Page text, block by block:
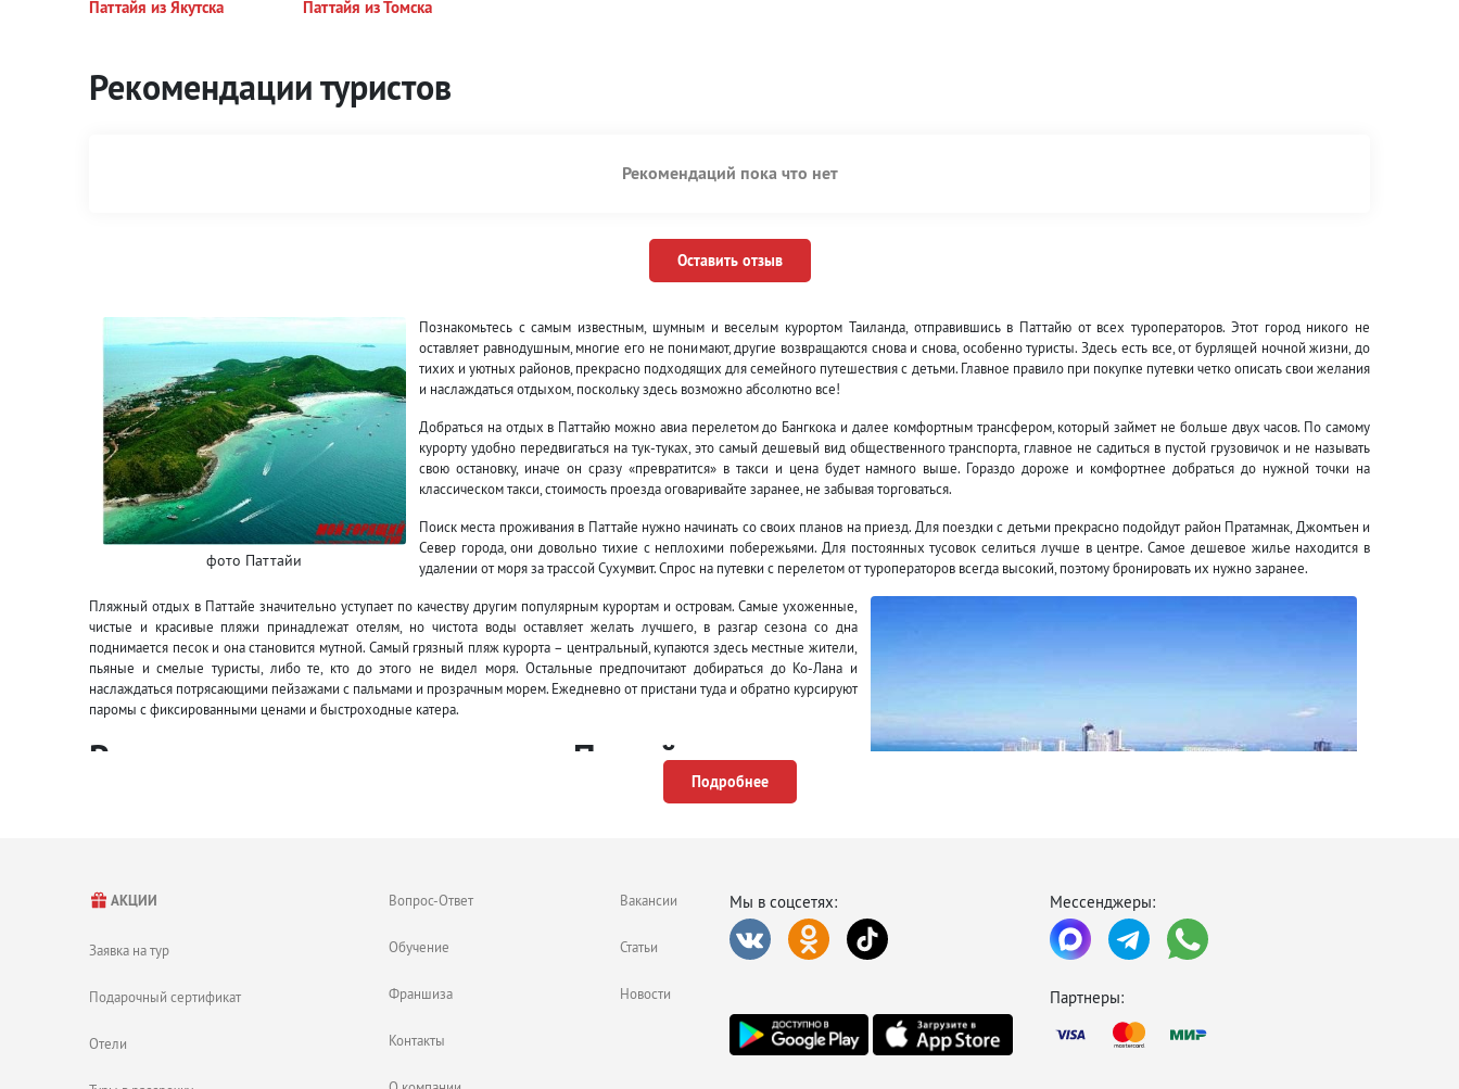
Паттайя из Якутска Паттайя из Томска
Рекомендации туристов
Рекомендаций пока что нет
Оставить отзыв
фото Паттайи
Познакомьтесь с самым известным, шумным и веселым курортом Таиланда, отправившись в Паттайю от всех туроператоров. Этот город никого не
оставляет равнодушным, многие его не понимают, другие возвращаются снова и снова, особенно туристы. Здесь есть все, от бурлящей ночной жизни, до
тихих и уютных районов, прекрасно подходящих для семейного путешествия с детьми. Главное правило при покупке путевки четко описать свои желания
и наслаждаться отдыхом, поскольку здесь возможно абсолютно все!
Добраться на отдых в Паттайю можно авиа перелетом до Бангкока и далее комфортным трансфером, который займет не больше двух часов. По самому
курорту удобно передвигаться на тук-туках, это самый дешевый вид общественного транспорта, главное не садиться в пустой грузовичок и не называть
свою остановку, иначе он сразу «превратится» в такси и цена будет намного выше. Гораздо дороже и комфортнее добраться до нужной точки на
классическом такси, стоимость проезда оговаривайте заранее, не забывая торговаться.
Поиск места проживания в Паттайе нужно начинать со своих планов на приезд. Для поездки с детьми прекрасно подойдут район Пратамнак, Джомтьен и
Север города, они довольно тихие с неплохими побережьями. Для постоянных тусовок селиться лучше в центре. Самое дешевое жилье находится в
удалении от моря за трассой Сухумвит. Спрос на путевки с перелетом от туроператоров всегда высокий, поэтому бронировать их нужно заранее.
Пляжный отдых в Паттайе значительно уступает по качеству другим популярным курортам и островам. Самые ухоженные,
чистые и красивые пляжи принадлежат отелям, но чистота воды оставляет желать лучшего, в разгар сезона со дна
поднимается песок и она становится мутной. Самый грязный пляж курорта – центральный, купаются здесь местные жители,
пьяные и смелые туристы, либо те, кто до этого не видел моря. Остальные предпочитают добираться до Ко-Лана и
наслаждаться потрясающими пейзажами с пальмами и прозрачным морем. Ежедневно от пристани туда и обратно курсируют
паромы с фиксированными ценами и быстроходные катера.
Развлечения в горящих турах в Паттайю
Познакомьтесь с животным в зоопарке Khao Kheow.
В Паттайе купите попробовать уличную еду.
Подробнее
АКЦИИ
Заявка на тур
Подарочный сертификат
Отели
Вопрос-Ответ
Обучение
Франшиза
Контакты
Вакансии
Статьи
Новости
Мы в соцсетях: Мессенджеры:
Партнеры: